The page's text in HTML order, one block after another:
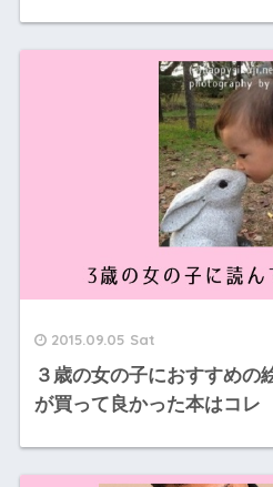
2015.09.05 Sat
３歳の女の子におすすめの
が買って良かった本はコレ